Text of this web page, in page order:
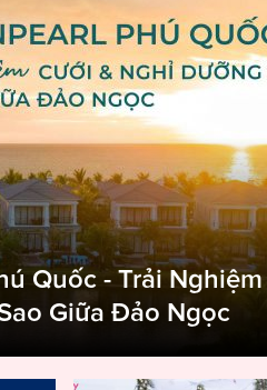
Quốc - Trải
Giữa Đảo Ngọc